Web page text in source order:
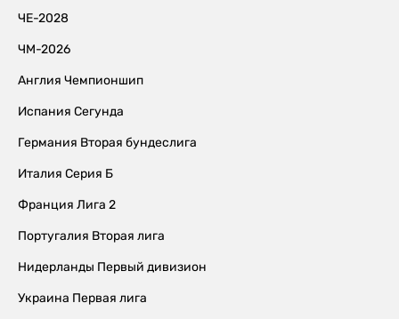
ЧЕ-2028
ЧМ-2026
Англия Чемпионшип
Испания Сегунда
Германия Вторая бундеслига
Италия Серия Б
Франция Лига 2
Португалия Вторая лига
Нидерланды Первый дивизион
Украина Первая лига